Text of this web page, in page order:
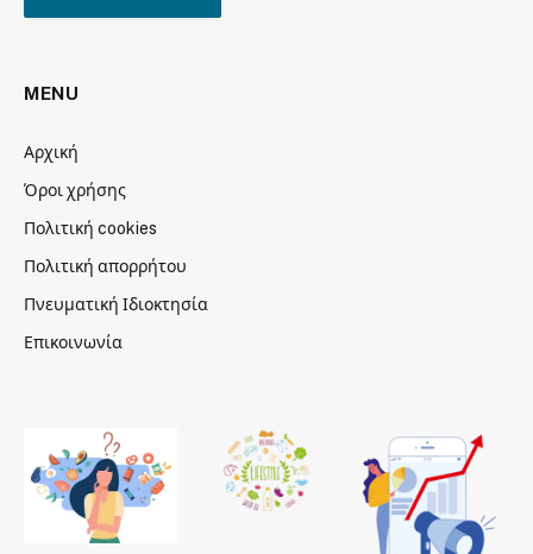
MENU
Αρχική
Όροι χρήσης
Πολιτική cookies
Πολιτική απορρήτου
Πνευματική Ιδιοκτησία
Επικοινωνία